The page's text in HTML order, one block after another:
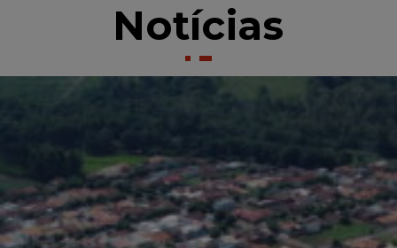
Notícias